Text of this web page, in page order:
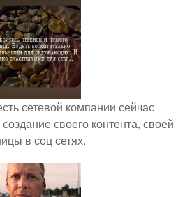
сетевой компании сейчас
своего контента, своей
в соц сетях.